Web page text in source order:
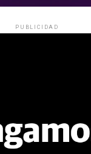
PUBLICIDAD